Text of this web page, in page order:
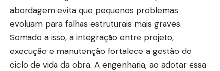
abordagem evita que pequenos problemas
evoluam para falhas estruturais mais graves.
Somado a isso, a integração entre projeto,
execução e manutenção fortalece a gestão do
ciclo de vida da obra. A engenharia, ao adotar essa